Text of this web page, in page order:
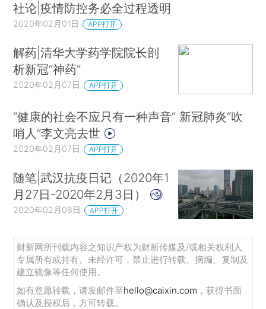
社论|疫情防控务必全过程透明
2020年02月01日 APP打开
解药|清华大学药学院院长剖
析新冠“神药”
2020年02月07日 APP打开
“健康的社会不应只有一种声音” 新冠肺炎“吹
哨人”李文亮去世
2020年02月07日 APP打开
随笔|武汉抗疫日记（2020年1
月27日-2020年2月3日）
2020年02月08日 APP打开
财新网所刊载内容之知识产权为财新传媒及/或相关权利人
专属所有或持有。未经许可，禁止进行转载、摘编、复制及
建立镜像等任何使用。
如有意愿转载，请发邮件至hello@caixin.com ，获得书面
确认及授权后，方可转载。